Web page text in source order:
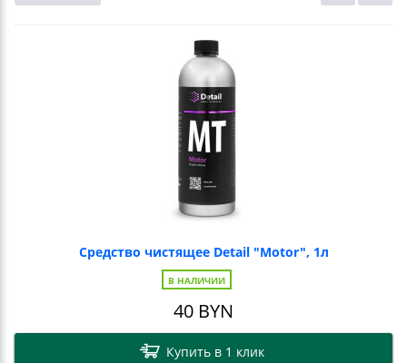
Средство чистящее Detail "Motor", 1л
В НАЛИЧИИ
40 BYN
Купить в 1 клик